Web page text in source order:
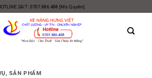
24/7 : 0707.886.488 [Ms Quyên]
, SẢN PHẨM